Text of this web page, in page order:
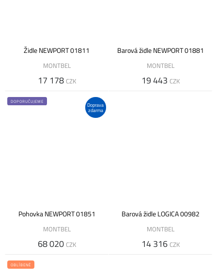
Židle NEWPORT 01811
MONTBEL
17 178 CZK
Barová židle NEWPORT 01881
MONTBEL
19 443 CZK
Doprava
zdarma
DOPORUČUJEME
Pohovka NEWPORT 01851
MONTBEL
68 020 CZK
Barová židle LOGICA 00982
MONTBEL
14 316 CZK
OBLÍBENÉ